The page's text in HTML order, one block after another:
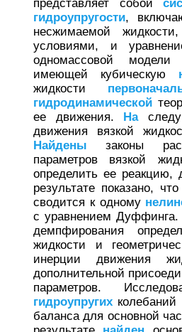
представляет собой
гидроупругости,
несжимаемой
условиями, и
одномассовой
имеющей кубическую
жидкости
гидродинамической
ее движения. На
движения вязкой
Найдены законы
параметров вязкой
определить ее
результате показано,
сводится к одному
с уравнением
демпфирования
жидкости и
инерции движения
дополнительной
параметров.
гидроупругих колебаний
баланса для основной